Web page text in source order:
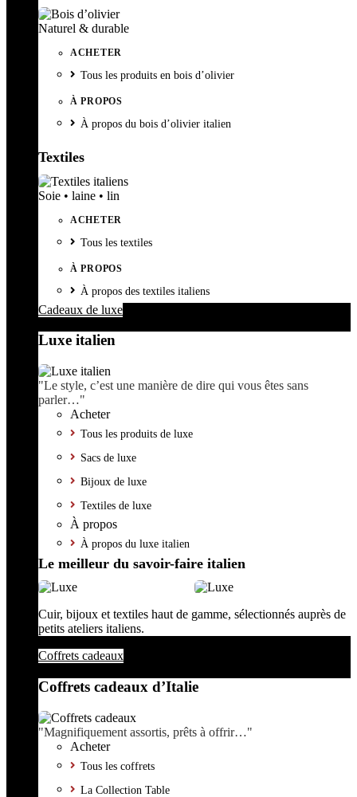
Naturel & durable
ACHETER
Tous les produits en bois d’olivier
À PROPOS
À propos du bois d’olivier italien
Textiles
Soie • laine • lin
ACHETER
Tous les textiles
À PROPOS
À propos des textiles italiens
Cadeaux de luxe
Luxe italien
"Le style, c’est une manière de dire qui vous êtes sans
parler…"
Acheter
Tous les produits de luxe
Sacs de luxe
Bijoux de luxe
Textiles de luxe
À propos
À propos du luxe italien
Le meilleur du savoir-faire italien
Cuir, bijoux et textiles haut de gamme, sélectionnés auprès de
petits ateliers italiens.
Coffrets cadeaux
Coffrets cadeaux d’Italie
"Magnifiquement assortis, prêts à offrir…"
Acheter
Tous les coffrets
La Collection Table